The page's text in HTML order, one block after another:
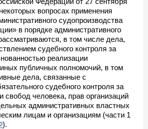
вопросах применения
судопроизводства
в порядке административного
в том числе дела,
судебного контроля за
реализации
публичных полномочий, в том
дела, связанные с
судебного контроля за
свобод человека, прав организаций
административных властных
лицам и организациям (части 1
).